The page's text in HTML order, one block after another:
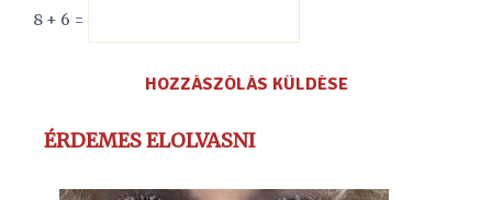
8 + 6 =
ÉRDEMES ELOLVASNI